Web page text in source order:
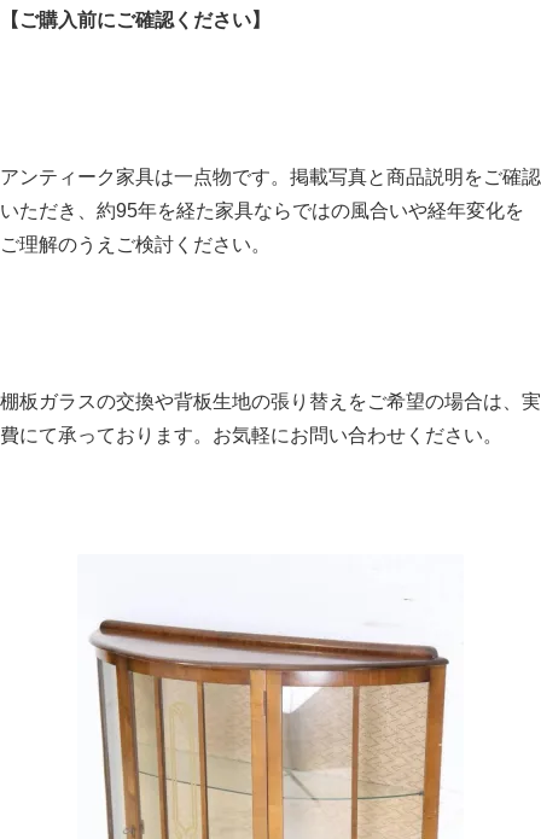
【ご購入前にご確認ください】
アンティーク家具は一点物です。掲載写真と商品説明をご確認
いただき、約95年を経た家具ならではの風合いや経年変化を
ご理解のうえご検討ください。
棚板ガラスの交換や背板生地の張り替えをご希望の場合は、実
費にて承っております。お気軽にお問い合わせください。